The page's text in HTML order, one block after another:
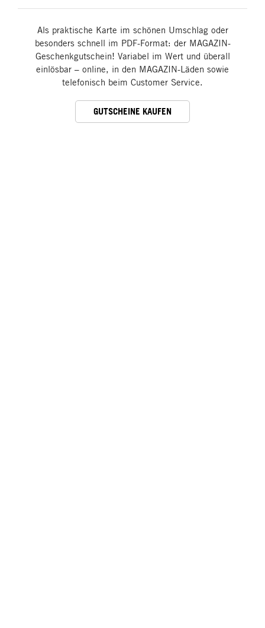
Als praktische Karte im schönen Umschlag oder
besonders schnell im PDF-Format: der MAGAZIN-
Geschenkgutschein! Variabel im Wert und überall
einlösbar – online, in den MAGAZIN-Läden sowie
telefonisch beim Customer Service.
GUTSCHEINE KAUFEN